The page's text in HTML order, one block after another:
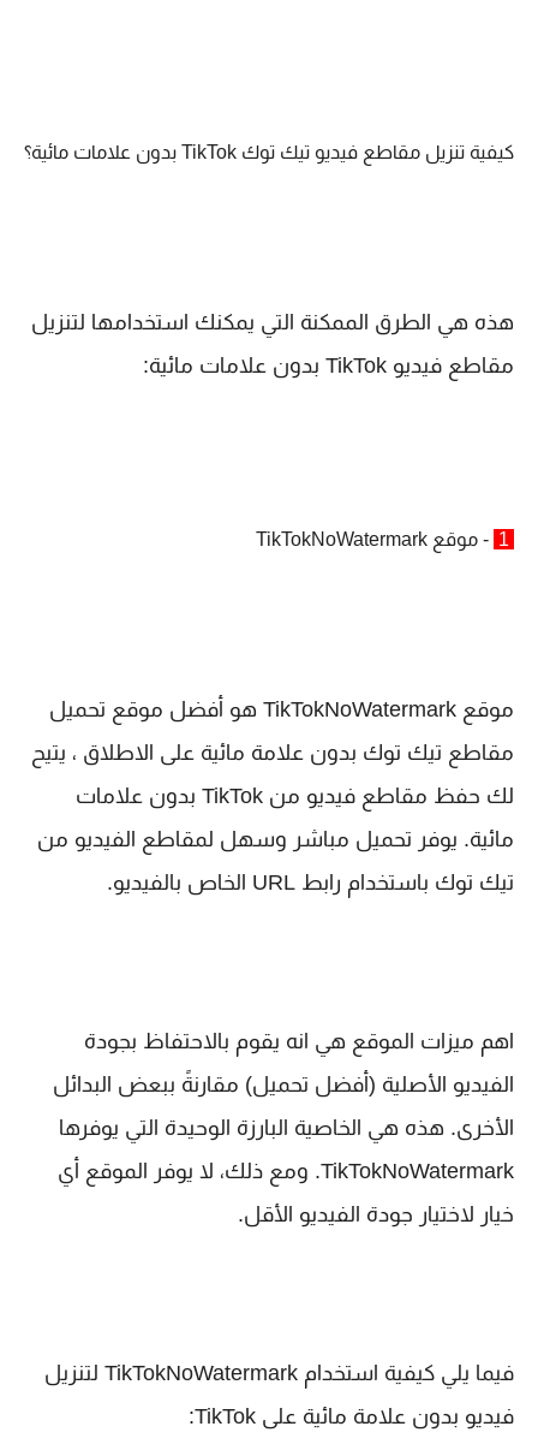
كيفية تنزيل مقاطع فيديو تيك توك TikTok بدون علامات مائية؟
هذه هي الطرق الممكنة التي يمكنك استخدامها لتنزيل
مقاطع فيديو TikTok بدون علامات مائية:
- موقع TikTokNoWatermark
موقع TikTokNoWatermark هو أفضل موقع تحميل
مقاطع تيك توك بدون علامة مائية على الاطلاق ، يتيح
لك حفظ مقاطع فيديو من TikTok بدون علامات
مائية. يوفر تحميل مباشر وسهل لمقاطع الفيديو من
تيك توك باستخدام رابط URL الخاص بالفيديو.
اهم ميزات الموقع هي انه يقوم بالاحتفاظ بجودة
الفيديو الأصلية (أفضل تحميل) مقارنةً ببعض البدائل
الأخرى. هذه هي الخاصية البارزة الوحيدة التي يوفرها
TikTokNoWatermark. ومع ذلك، لا يوفر الموقع أي
خيار لاختيار جودة الفيديو الأقل.
فيما يلي كيفية استخدام TikTokNoWatermark لتنزيل
فيديو بدون علامة مائية على TikTok: